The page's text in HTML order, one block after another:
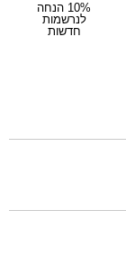
10% הנחה
לנרשמות
חדשות